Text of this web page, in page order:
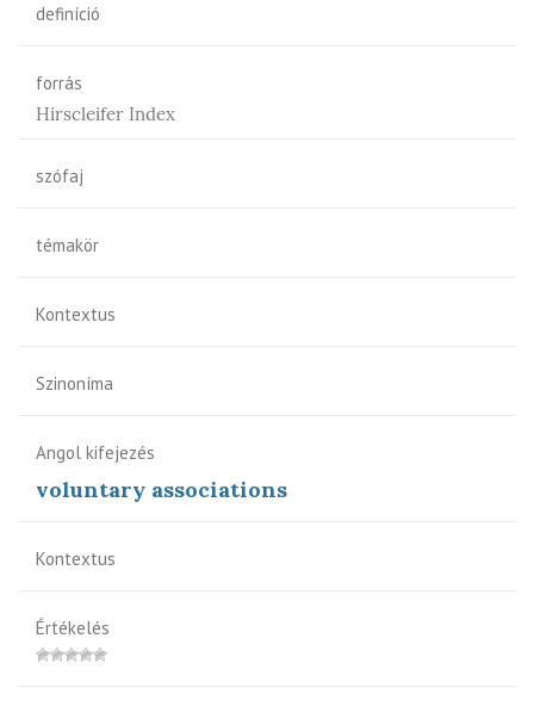
definíció
forrás
Hirscleifer Index
szófaj
témakör
Kontextus
Szinoníma
Angol kifejezés
voluntary associations
Kontextus
Értékelés